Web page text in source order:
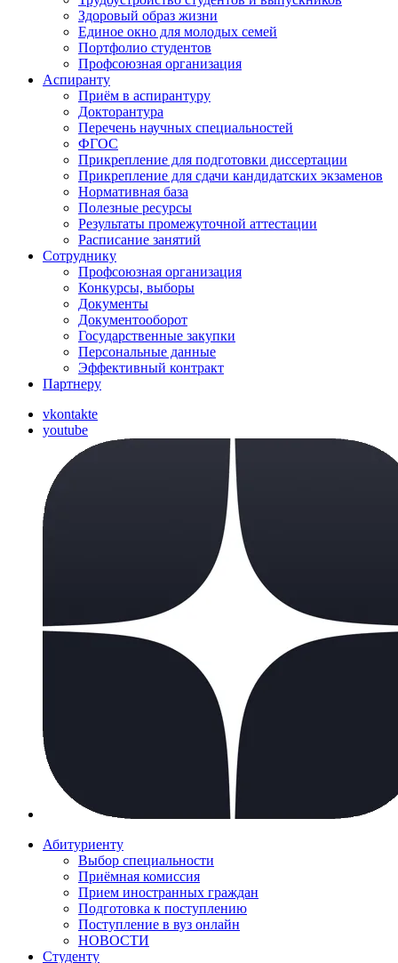
Здоровый образ жизни
Единое окно для молодых семей
Портфолио студентов
Профсоюзная организация
Аспиранту
Приём в аспирантуру
Докторантура
Перечень научных специальностей
ФГОС
Прикрепление для подготовки диссертации
Прикрепление для сдачи кандидатских экзаменов
Нормативная база
Полезные ресурсы
Результаты промежуточной аттестации
Расписание занятий
Сотруднику
Профсоюзная организация
Конкурсы, выборы
Документы
Документооборот
Государственные закупки
Персональные данные
Эффективный контракт
Партнеру
vkontakte
youtube
Абитуриенту
Выбор специальности
Приёмная комиссия
Прием иностранных граждан
Подготовка к поступлению
Поступление в вуз онлайн
НОВОСТИ
Студенту